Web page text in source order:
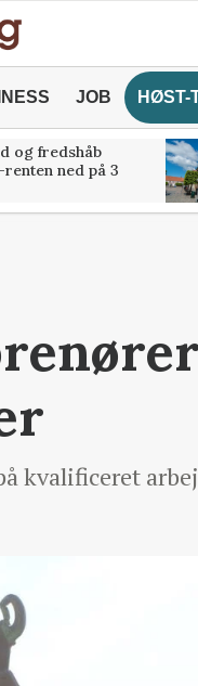
JOB HØST-
og fredshåb
ned på 3
kvalificeret